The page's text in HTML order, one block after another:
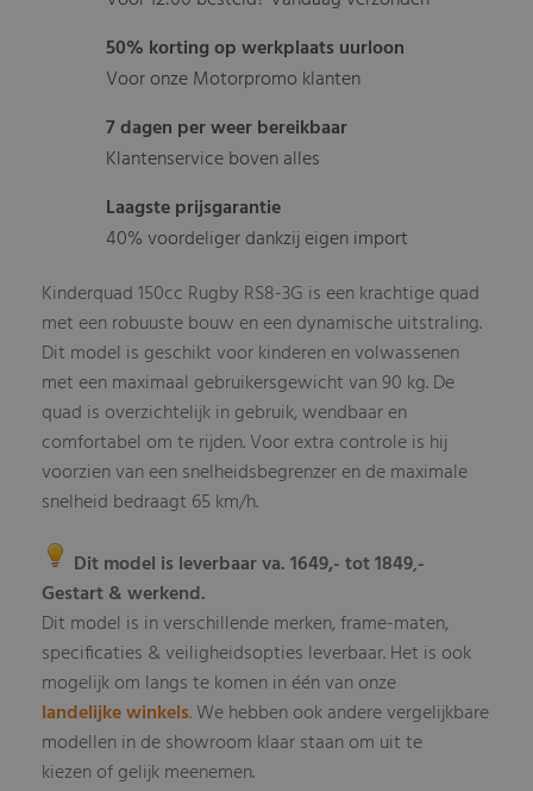
50% korting op werkplaats uurloon
Voor onze Motorpromo klanten
7 dagen per weer bereikbaar
Klantenservice boven alles
Laagste prijsgarantie
40% voordeliger dankzij eigen import
Kinderquad 150cc Rugby RS8-3G is een krachtige quad
met een robuuste bouw en een dynamische uitstraling.
Dit model is geschikt voor kinderen en volwassenen
met een maximaal gebruikersgewicht van 90 kg. De
quad is overzichtelijk in gebruik, wendbaar en
comfortabel om te rijden. Voor extra controle is hij
voorzien van een snelheidsbegrenzer en de maximale
snelheid bedraagt 65 km/h.
Dit model is leverbaar va. 1649,- tot 1849,-
Gestart & werkend.
Dit model is in verschillende merken, frame-maten,
specificaties & veiligheidsopties leverbaar. Het is ook
mogelijk om langs te komen in één van onze
landelijke winkels.We hebben ook andere vergelijkbare
modellen in de showroom klaar staan om uit te
kiezen of gelijk meenemen.